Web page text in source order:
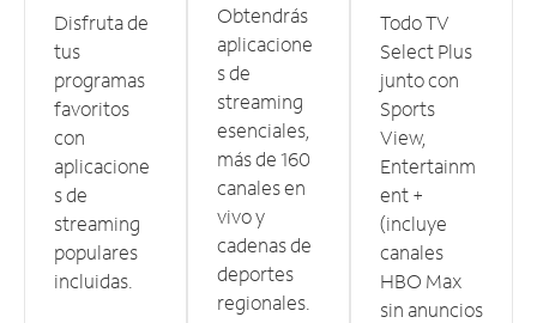
Disfruta de
tus
programas
favoritos
con
aplicacione
s de
streaming
populares
incluidas.
Obtendrás
aplicacione
s de
streaming
esenciales,
más de 160
canales en
vivo y
cadenas de
deportes
regionales.
Todo TV
Select Plus
junto con
Sports
View,
Entertainm
ent +
(incluye
canales
HBO Max
sin anuncios